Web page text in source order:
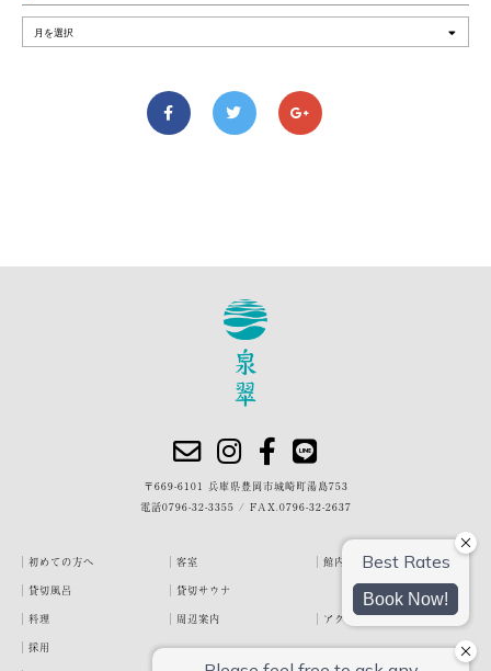
〒669-6101 兵庫県豊岡市城崎町湯島753
電話0796-32-3355 / FAX.0796-32-2637
初めての方へ 客室
館内・施設
貸切風呂
貸切サウナ
料理
周辺案内
アクセス
採用